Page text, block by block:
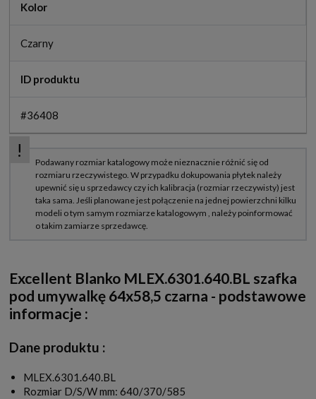
Kolor
Czarny
ID produktu
#36408
Excellent Blanko MLEX.6301.640.BL szafka
pod umywalkę 64x58,5 czarna - podstawowe
informacje :
Dane produktu :
MLEX.6301.640.BL
Rozmiar D/S/W mm: 640/370/585